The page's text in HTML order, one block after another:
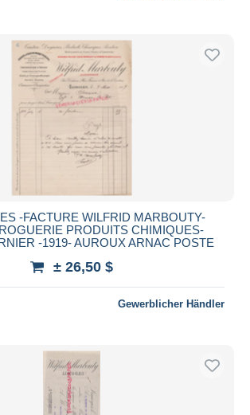
-FACTURE WILFRID MARBOUTY-
PRODUITS CHIMIQUES-
-1919- AUROUX ARNAC POSTE
± 26,50 $
Gewerblicher Händler